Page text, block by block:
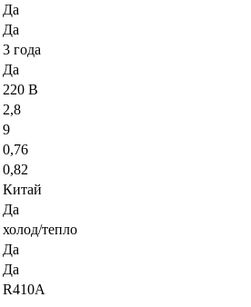
Да
Да
3 года
Да
220 В
2,8
9
0,76
0,82
Китай
Да
холод/тепло
Да
Да
R410A